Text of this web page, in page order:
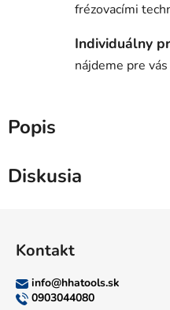
frézovacími
Individuálny
nájdeme pre
Popis
Diskusia
Kontakt
info@hhatools.sk
0903044080